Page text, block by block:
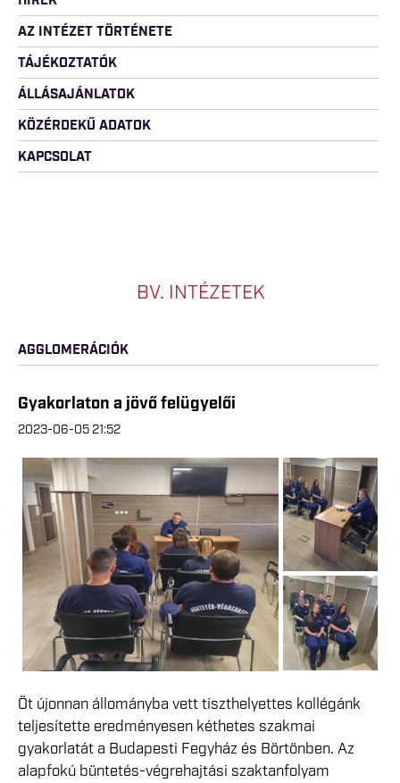
AZ INTÉZET TÖRTÉNETE
TÁJÉKOZTATÓK
ÁLLÁSAJÁNLATOK
KÖZÉRDEKŰ ADATOK
KAPCSOLAT
BV. INTÉZETEK
AGGLOMERÁCIÓK
Gyakorlaton a jövő felügyelői
2023-06-05 21:52
Öt újonnan állományba vett tiszthelyettes kollégánk
teljesítette eredményesen kéthetes szakmai
gyakorlatát a Budapesti Fegyház és Börtönben. Az
alapfokú büntetés-végrehajtási szaktanfolyam